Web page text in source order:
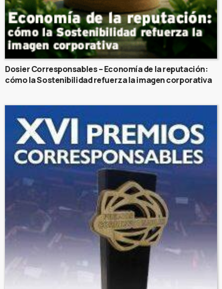
Dosier Corresponsables – Economía de la reputación:
cómo la Sostenibilidad refuerza la imagen corporativa